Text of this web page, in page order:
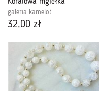
galeria kamelot
32,00 zł